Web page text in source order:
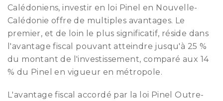
Calédoniens, investir en loi Pinel en Nouvelle-
Calédonie offre de multiples avantages. Le
premier, et de loin le plus significatif, réside dans
l'avantage fiscal pouvant atteindre jusqu'à 25 %
du montant de l'investissement, comparé aux 14
% du Pinel en vigueur en métropole.
L'avantage fiscal accordé par la loi Pinel Outre-